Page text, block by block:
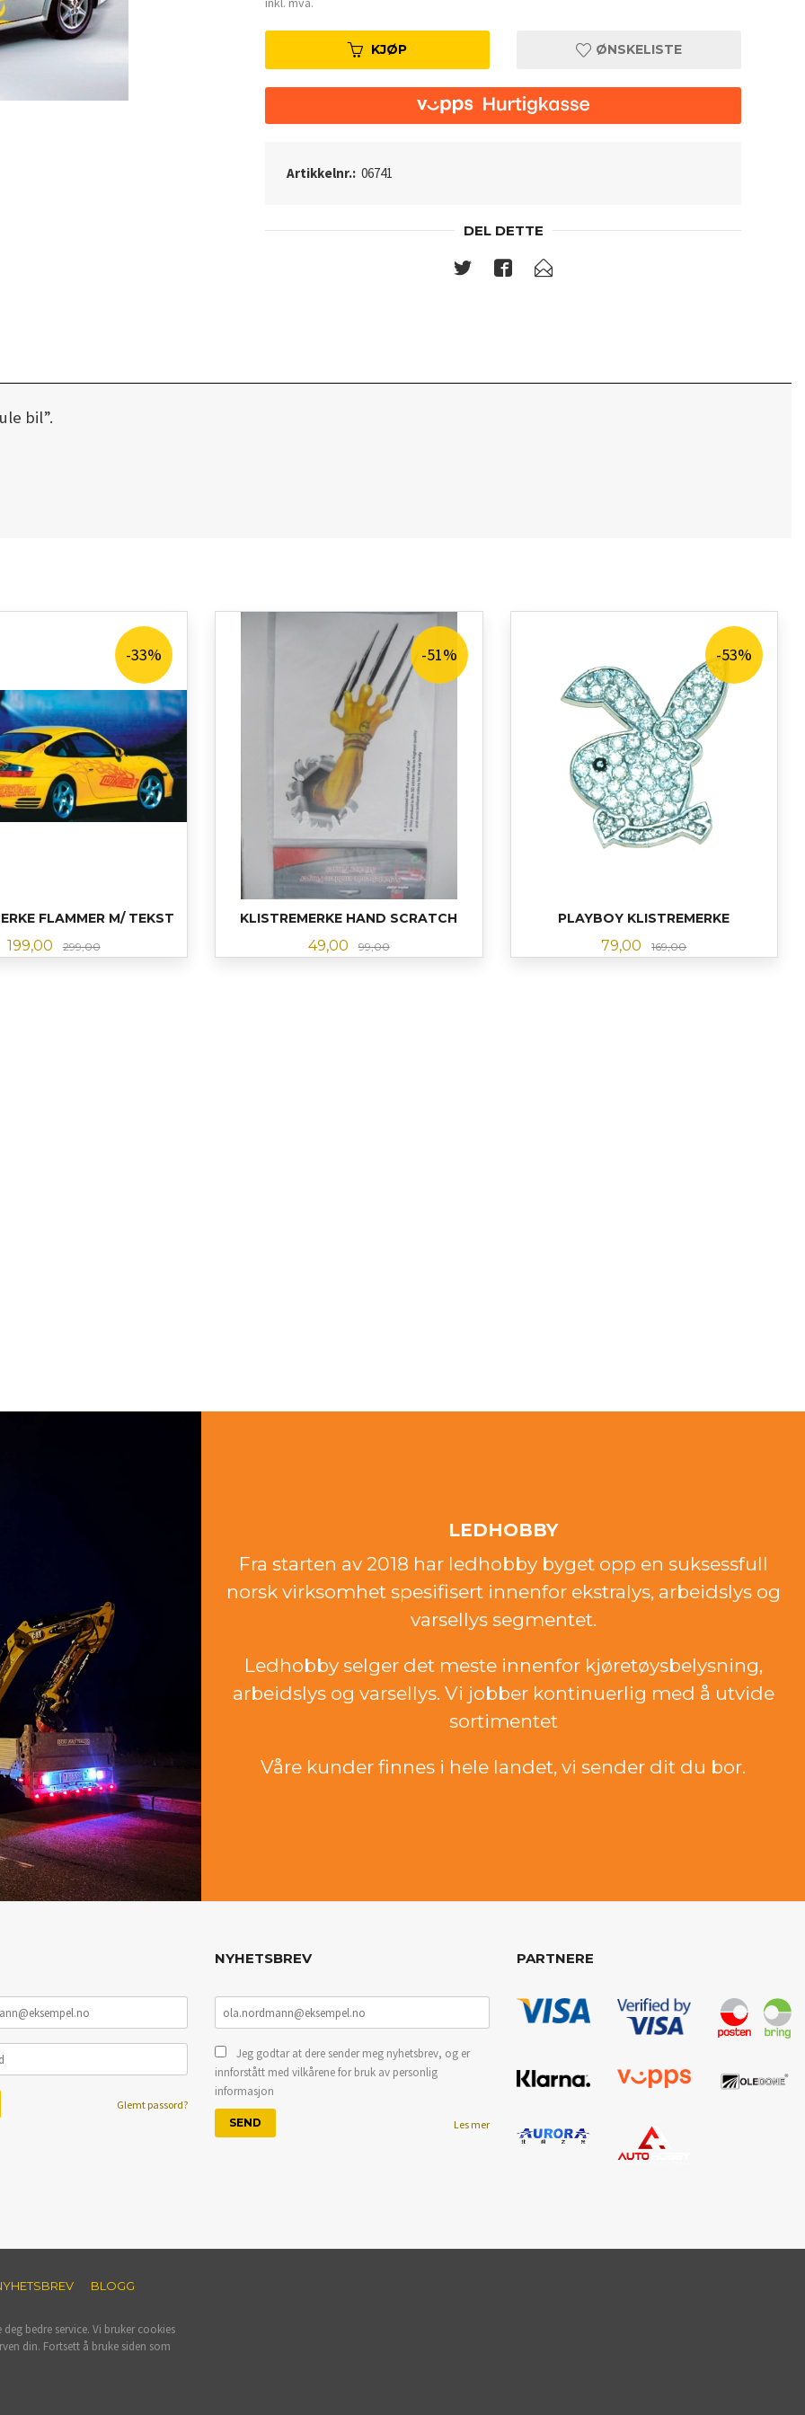
KJØP ØNSKELISTE
Artikkelnr.: 06741
DEL DETTE
bil”.
FLAMMER M/ TEKST
Tilbud
199,00 299,00Rabatt
-33%
KLISTREMERKE HAND SCRATCH
Tilbud
49,00 99,00Rabatt
-51%
PLAYBOY KLISTREMERKE
Tilbud
79,00 169,00Rabatt
-53%
LEDHOBBY
Fra starten av 2018 har ledhobby byget opp en suksessfull
norsk virksomhet spesifisert innenfor ekstralys, arbeidslys og
varsellys segmentet.
Ledhobby selger det meste innenfor kjøretøysbelysning,
arbeidslys og varsellys. Vi jobber kontinuerlig med å utvide
sortimentet
Våre kunder finnes i hele landet, vi sender dit du bor.
Glemt passord?
NYHETSBREV
Jeg godtar at dere sender meg nyhetsbrev, og er
innforstått med vilkårene for bruk av personlig
informasjon
Les mer
PARTNERE
BLOGG
bedre service. Vi bruker cookies
din. Fortsett å bruke siden som